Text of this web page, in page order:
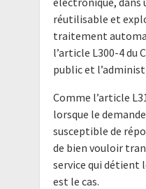
réutilisable et
traitement
l’article L300-4 du
public et
Comme l’article
lorsque le
susceptible de
de bien vouloir
service qui détient
est le cas.